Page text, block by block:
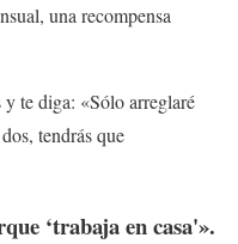
una recompensa
te diga: «Sólo arreglaré
tendrás que
‘trabaja en casa'».